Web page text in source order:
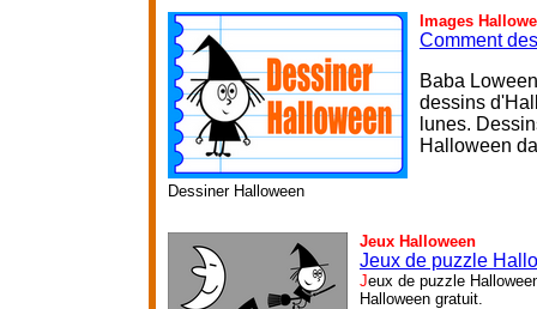
Dessiner Halloween
Images
Comment
Baba
dessins
lunes.
Halloween
Jeux Halloween
Jeux de puzzle
Jeux de puzzle
Halloween gratuit.